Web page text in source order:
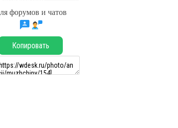
форумов и чатов
Копировать